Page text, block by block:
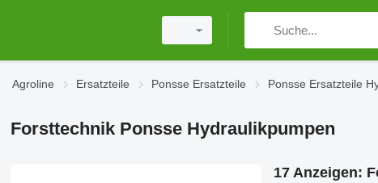
Agroline Ersatzteile Ponsse Ersatzteile Ponsse Ersatzteile
Forsttechnik Ponsse Hydraulikpumpen
17 Anzeigen: